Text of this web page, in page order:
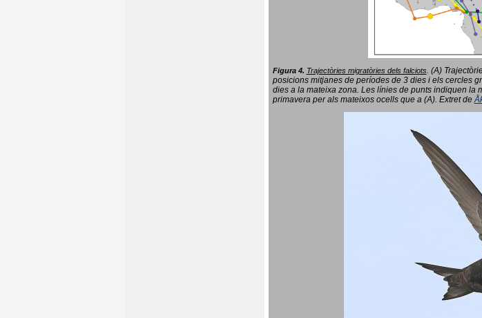
Figura 4. Trajectòries migratòries dels falciots. (A)
posicions mitjanes de períodes de 3 dies i els cercles
dies a la mateixa zona. Les línies de punts indiquen la
primavera per als mateixos ocells que a (A). Extret de